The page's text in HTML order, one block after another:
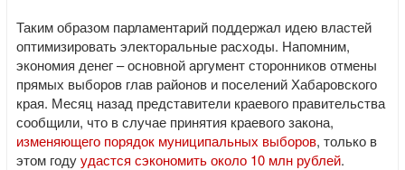
Таким образом парламентарий поддержал идею властей
оптимизировать электоральные расходы. Напомним,
экономия денег – основной аргумент сторонников отмены
прямых выборов глав районов и поселений Хабаровского
края. Месяц назад представители краевого правительства
сообщили, что в случае принятия краевого закона,
изменяющего порядок муниципальных выборов, только в
этом годуудастся сэкономить около 10 млн рублей.